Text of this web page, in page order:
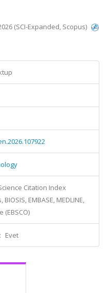
(SCI-Expanded, Scopus)
Citation Index
EMBASE, MEDLINE,
(EBSCO)
Evet